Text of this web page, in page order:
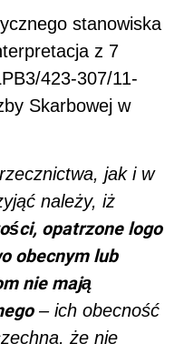
stanowiska
z 7
423-307/11-
Skarbowej w
jak i w
należy, iż
opatrzone logo
obecnym lub
nie mają
– ich obecność
że nie